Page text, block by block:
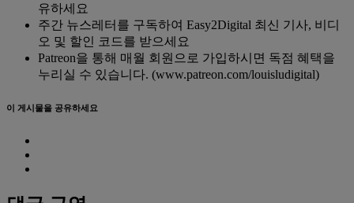
유하세요
주간 뉴스레터를 구독하여 Easy2Digital 최신 기사, 비디
오 및 할인 코드를 받으세요
Patreon을 통해 매월 회원으로 가입하시면 독점 혜택을
누리실 수 있습니다. (www.patreon.com/louisludigital)
이 게시물을 공유하세요